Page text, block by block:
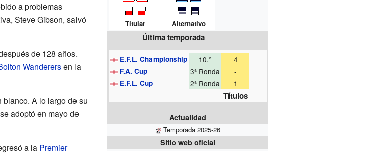
Titular Alternativo
Última temporada
E.F.L. Championship 10.° 4
F.A. Cup 3ª Ronda -
E.F.L. Cup 2ª Ronda 1
Títulos
Actualidad
Temporada 2025-26
Sitio web oficial
a problemas
Steve Gibson, salvó
de 128 años.
Wanderersen la
A lo largo de su
adoptó en mayo de
a la Premier